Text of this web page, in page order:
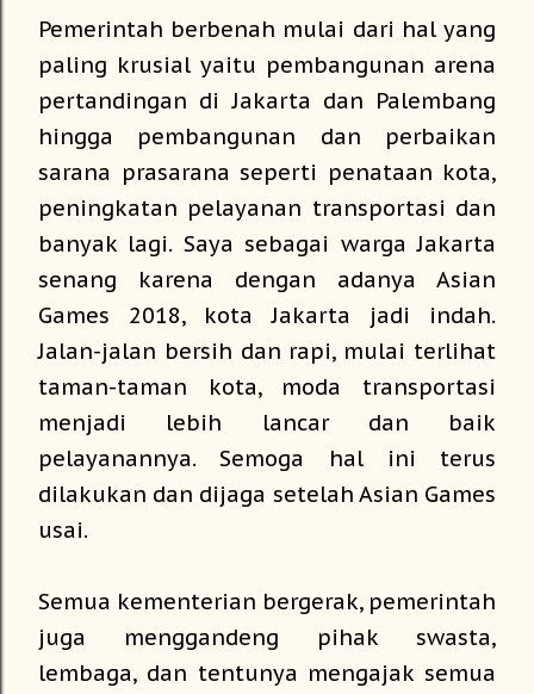
Pemerintah berbenah mulai dari hal yang
paling krusial yaitu pembangunan arena
pertandingan di Jakarta dan Palembang
hingga pembangunan dan perbaikan
sarana prasarana seperti penataan kota,
peningkatan pelayanan transportasi dan
banyak lagi. Saya sebagai warga Jakarta
senang karena dengan adanya Asian
Games 2018, kota Jakarta jadi indah.
Jalan-jalan bersih dan rapi, mulai terlihat
taman-taman kota, moda transportasi
menjadi lebih lancar dan baik
pelayanannya. Semoga hal ini terus
dilakukan dan dijaga setelah Asian Games
usai.
Semua kementerian bergerak, pemerintah
juga menggandeng pihak swasta,
lembaga, dan tentunya mengajak semua